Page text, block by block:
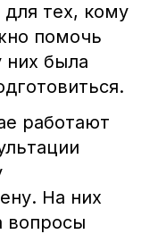
для тех, кому
помочь
них была
работают
На них
вопросы